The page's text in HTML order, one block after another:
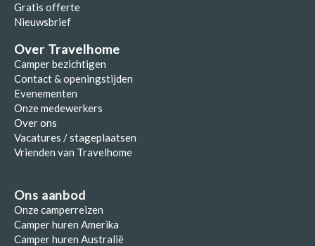
Gratis offerte
Nieuwsbrief
Over Travelhome
Camper bezichtigen
Contact & openingstijden
Evenementen
Onze medewerkers
Over ons
Vacatures / stageplaatsen
Vrienden van Travelhome
Ons aanbod
Onze camperreizen
Camper huren Amerika
Camper huren Australië